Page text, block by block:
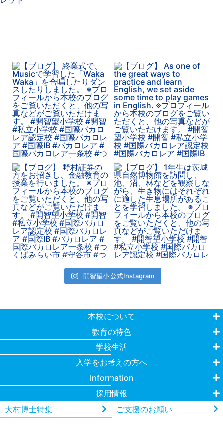
開智望小 公式Instagram
本校について
教育の特色
学校生活
入学をお考えの方へ
Information
採用情報
大村博士特集
ご支援のお願い